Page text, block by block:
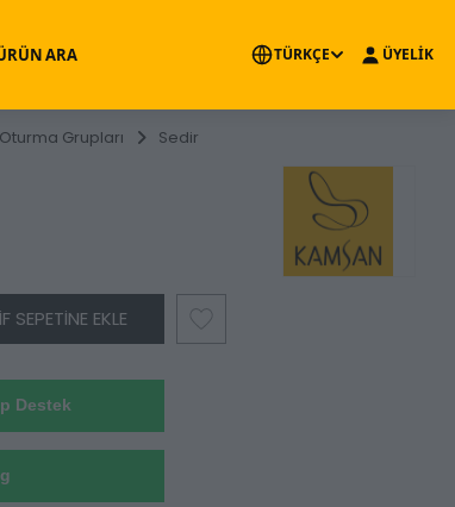
ARA TÜRKÇE ÜYELİK
Oturma Grupları Sedir
SEPETINE EKLE
Destek
×